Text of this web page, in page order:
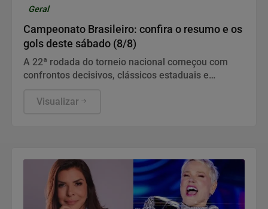
Geral
Campeonato Brasileiro: confira o resumo e os
gols deste sábado (8/8)
A 22ª rodada do torneio nacional começou com
confrontos decisivos, clássicos estaduais e
de classificação
Visualizar